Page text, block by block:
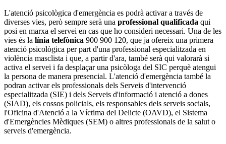
L'atenció psicològica d'emergència es podrà activar a través de
diverses vies, però sempre serà una professional qualificada qui
posi en marxa el servei en cas que ho consideri necessari. Una de les
vies és la línia telefònica 900 900 120, que ja ofereix una primera
atenció psicològica per part d'una professional especialitzada en
violència masclista i que, a partir d'ara, també serà qui valorarà si
activa el servei i fa desplaçar una psicòloga del SIC perquè atengui
la persona de manera presencial. L'atenció d'emergència també la
podran activar els professionals dels Serveis d'intervenció
especialitzada (SIE) i dels Serveis d'informació i atenció a dones
(SIAD), els cossos policials, els responsables dels serveis socials,
l'Oficina d'Atenció a la Víctima del Delicte (OAVD), el Sistema
d'Emergències Mèdiques (SEM) o altres professionals de la salut o
serveis d'emergència.